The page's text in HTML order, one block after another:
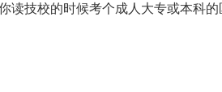
读技校的时候考个成人大专或本科的